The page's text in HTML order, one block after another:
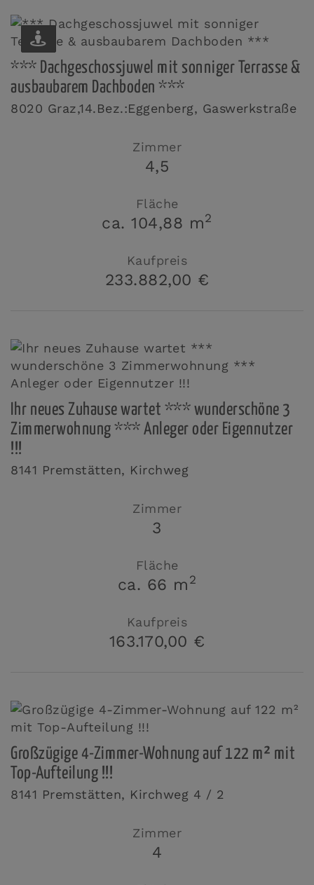
*** Dachgeschossjuwel mit sonniger Terrasse &
ausbaubarem Dachboden ***
8020 Graz,14.Bez.:Eggenberg, Gaswerkstraße
Zimmer
4,5
Fläche
ca. 104,88 m2
Kaufpreis
233.882,00 €
Ihr neues Zuhause wartet *** wunderschöne 3
Zimmerwohnung *** Anleger oder Eigennutzer
!!!
8141 Premstätten, Kirchweg
Zimmer
3
Fläche
ca. 66 m 2
Kaufpreis
163.170,00 €
Großzügige 4-Zimmer-Wohnung auf 122 m² mit
Top-Aufteilung !!!
8141 Premstätten, Kirchweg 4 / 2
Zimmer
4